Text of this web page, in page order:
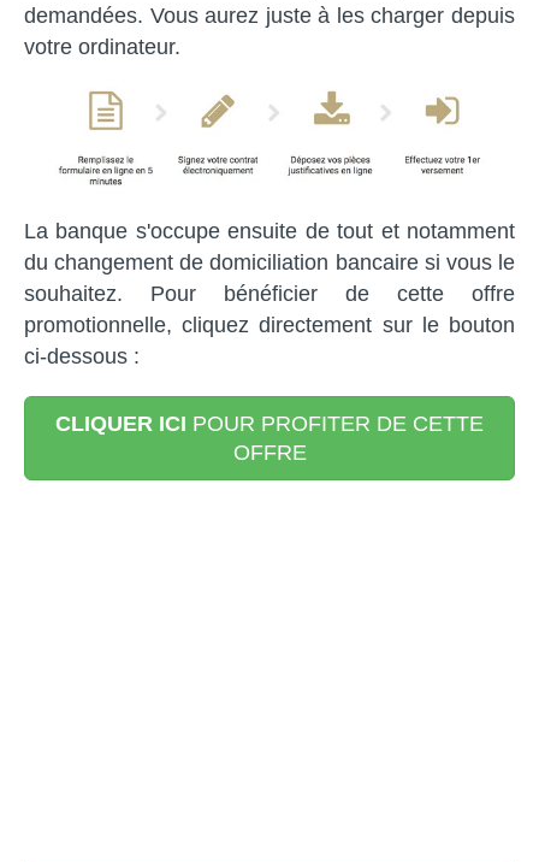
demandées. Vous aurez juste à les charger depuis
votre ordinateur.
La banque s'occupe ensuite de tout et notamment
du changement de domiciliation bancaire si vous le
souhaitez. Pour bénéficier de cette offre
promotionnelle, cliquez directement sur le bouton
ci-dessous :
CLIQUER ICI POUR PROFITER DE CETTE
OFFRE